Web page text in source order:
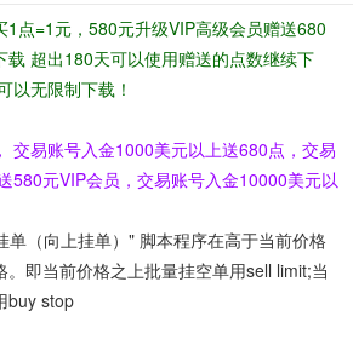
1点=1元，580元升级VIP高级会员赠送680
载 超出180天可以使用赠送的点数继续下
以无限制下载！
交易账号入金1000美元以上送680点，交易
580元VIP会员，交易账号入金10000美元以
单（向上挂单）" 脚本程序在高于当前价格
即当前价格之上批量挂空单用sell limit;当
buy stop